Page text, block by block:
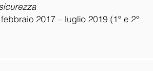
2017 – luglio 2019 (1° e 2°